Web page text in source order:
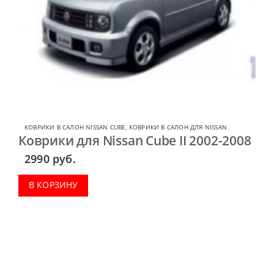
КОВРИКИ В САЛОН NISSAN CUBE, КОВРИКИ В САЛОН ДЛЯ NISSAN
Коврики для Nissan Cube II 2002-2008
2990 руб.
В КОРЗИНУ